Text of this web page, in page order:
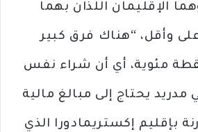
الإقليمان اللذان بهما
وأقل، “هناك فرق كبير
بحوالي 30 نقطة مئوية، أي أن شراء نفس
يحتاج إلى مبالغ مالية
مقارنة بإقليم إكستريمادورا الذي